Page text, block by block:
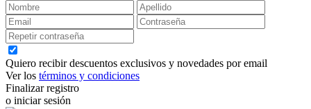
Quiero recibir descuentos exclusivos y novedades por email
Ver los términos y condiciones
Finalizar registro
o iniciar sesión